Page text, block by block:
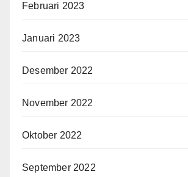
Februari 2023
Januari 2023
Desember 2022
November 2022
Oktober 2022
September 2022